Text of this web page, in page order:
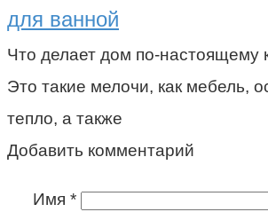
для ванной
Что делает дом по-
Это такие мелочи, как мебель,
тепло, а также
Добавить комментарий
Имя *